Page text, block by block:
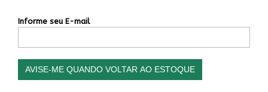
Informe seu E-mail
AVISE-ME QUANDO VOLTAR AO ESTOQUE